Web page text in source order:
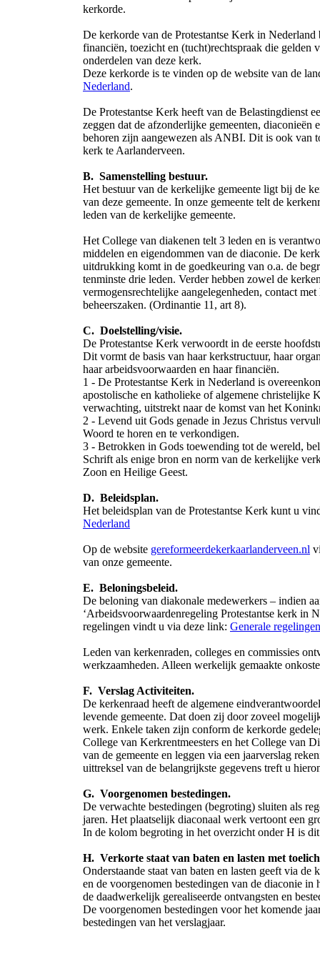
kerkorde.
De kerkorde van de Protestantse Kerk in
financiën, toezicht en (tucht)rechtspraak die gelden
onderdelen van deze kerk.
Deze kerkorde is te vinden op de website van de
Nederland.
De Protestantse Kerk heeft van de Belastingdienst
zeggen dat de afzonderlijke gemeenten,
behoren zijn aangewezen als ANBI. Dit is ook van
kerk te Aarlanderveen.
B. Samenstelling bestuur.
Het bestuur van de kerkelijke gemeente ligt bij de
van deze gemeente. In onze gemeente telt de
leden van de kerkelijke gemeente.
Het College van diakenen telt 3 leden en is
middelen en eigendommen van de diaconie. De
uitdrukking komt in de goedkeuring van o.a. de
tenminste drie leden. Verder hebben zowel de
vermogensrechtelijke aangelegenheden, contact
beheerszaken. (Ordinantie 11, art 8).
C. Doelstelling/visie.
De Protestantse Kerk verwoordt in de eerste
Dit vormt de basis van haar kerkstructuur, haar
haar arbeidsvoorwaarden en haar financiën.
1 - De Protestantse Kerk in Nederland is
apostolische en katholieke of algemene christelijke
verwachting, uitstrekt naar de komst van het
2 - Levend uit Gods genade in Jezus Christus
Woord te horen en te verkondigen.
3 - Betrokken in Gods toewending tot de wereld,
Schrift als enige bron en norm van de kerkelijke
Zoon en Heilige Geest.
D. Beleidsplan.
Het beleidsplan van de Protestantse Kerk kunt u
Nederland
Op de website gereformeerdekerkaarlanderveen.nl
van onze gemeente.
E. Beloningsbeleid.
De beloning van diakonale medewerkers – indien
‘Arbeidsvoorwaardenregeling Protestantse kerk in
regelingen vindt u via deze link: Generale
Leden van kerkenraden, colleges en commissies
werkzaamheden. Alleen werkelijk gemaakte
F. Verslag Activiteiten.
De kerkenraad heeft de algemene
levende gemeente. Dat doen zij door zoveel
werk. Enkele taken zijn conform de kerkorde
College van Kerkrentmeesters en het College van
van de gemeente en leggen via een jaarverslag
uittreksel van de belangrijkste gegevens treft u
G. Voorgenomen bestedingen.
De verwachte bestedingen (begroting) sluiten als
jaren. Het plaatselijk diaconaal werk vertoont een
In de kolom begroting in het overzicht onder H is
H. Verkorte staat van baten en lasten met
Onderstaande staat van baten en lasten geeft via
en de voorgenomen bestedingen van de diaconie
de daadwerkelijk gerealiseerde ontvangsten en
De voorgenomen bestedingen voor het komende
bestedingen van het verslagjaar.